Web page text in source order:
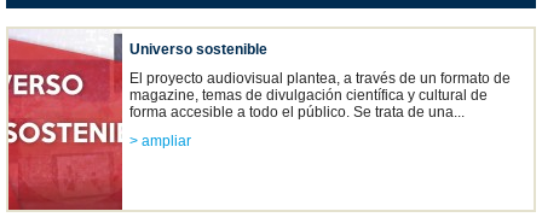
Universo sostenible
El proyecto audiovisual plantea, a través de un formato de
magazine, temas de divulgación científica y cultural de
forma accesible a todo el público. Se trata de una...
> ampliar